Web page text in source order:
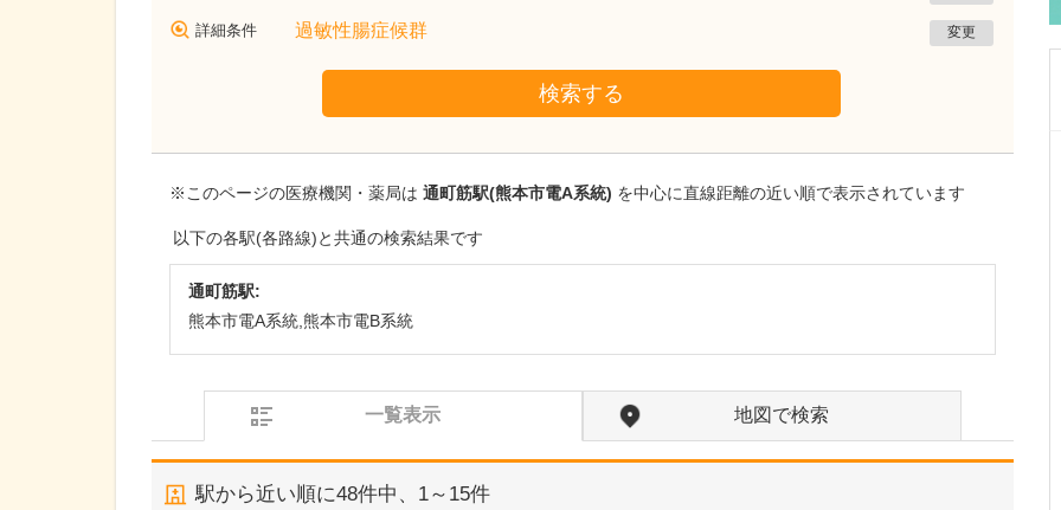
詳細条件 過敏性腸症候群 変更
検索する
※このページの医療機関・薬局は 通町筋駅(熊本市電A系統) を中心に直線距離の近い順で表示されています
以下の各駅(各路線)と共通の検索結果です
通町筋駅:
熊本市電A系統,熊本市電B系統
一覧表示 地図で検索
駅から近い順に48件中、 1～15件
群馬県前橋市
前橋フォレスト内科外科クリニック
か?
リニック」であり続けた
いと考えており、そのた
めに、患者さんの話をよ
く聴くことを心がけてい